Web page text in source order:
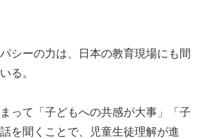
シーの力は、日本の教育現場にも間
る。
って「子どもへの共感が大事」「子
を聞くことで、児童生徒理解が進